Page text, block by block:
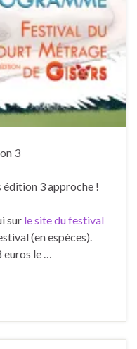
3
3 approche !
sur le site du festival
(en espèces).
euros le …